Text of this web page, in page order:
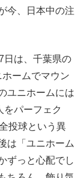
今、日本中の注
は、千葉県の
ームでマウン
ユニホームには
をパーフェク
投球という異
は「ユニホーム
ずっと心配でし